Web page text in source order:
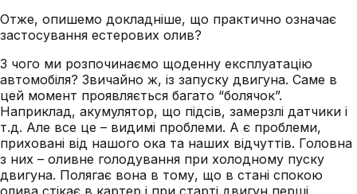
Отже, опишемо докладніше, що практично означає
застосування естерових олив?
З чого ми розпочинаємо щоденну експлуатацію
автомобіля? Звичайно ж, із запуску двигуна. Саме в
цей момент проявляється багато “болячок”.
Наприклад, акумулятор, що підсів, замерзлі датчики і
т.д. Але все це – видимі проблеми. А є проблеми,
приховані від нашого ока та наших відчуттів. Головна
з них – оливне голодування при холодному пуску
двигуна. Полягає вона в тому, що в стані спокою